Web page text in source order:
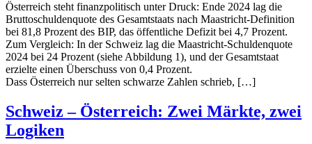
Österreich steht finanzpolitisch unter Druck: Ende 2024 lag die
Bruttoschuldenquote des Gesamtstaats nach Maastricht-Definition
bei 81,8 Prozent des BIP, das öffentliche Defizit bei 4,7 Prozent.
Zum Vergleich: In der Schweiz lag die Maastricht-Schuldenquote
2024 bei 24 Prozent (siehe Abbildung 1), und der Gesamtstaat
erzielte einen Überschuss von 0,4 Prozent.
Dass Österreich nur selten schwarze Zahlen schrieb, […]
Schweiz – Österreich: Zwei Märkte, zwei
Logiken